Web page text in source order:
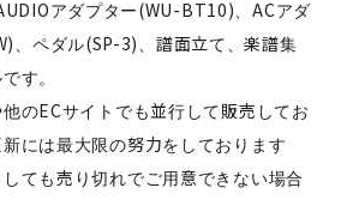
アダプター(WU-BT10)、ACアダ
、ペダル(SP-3)、譜面立て、楽譜集
す。
のECサイトでも並行して販売してお
には最大限の努力をしております
ても売り切れでご用意できない場合